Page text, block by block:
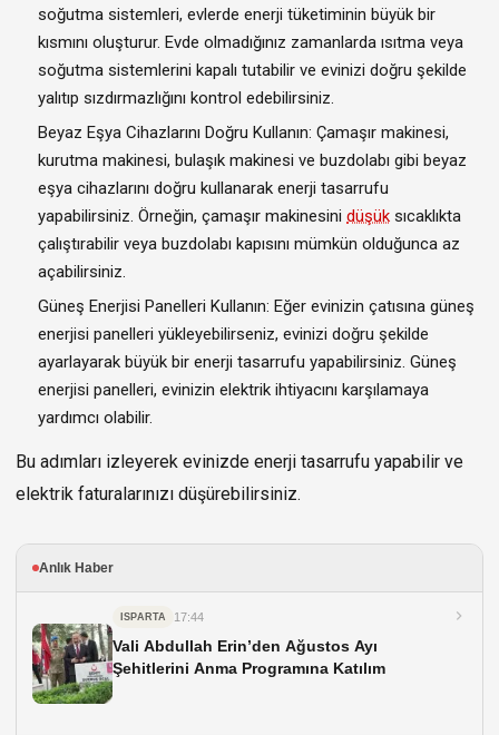
soğutma sistemleri, evlerde enerji tüketiminin büyük bir
kısmını oluşturur. Evde olmadığınız zamanlarda ısıtma veya
soğutma sistemlerini kapalı tutabilir ve evinizi doğru şekilde
yalıtıp sızdırmazlığını kontrol edebilirsiniz.
Beyaz Eşya Cihazlarını Doğru Kullanın: Çamaşır makinesi,
kurutma makinesi, bulaşık makinesi ve buzdolabı gibi beyaz
eşya cihazlarını doğru kullanarak enerji tasarrufu
yapabilirsiniz. Örneğin, çamaşır makinesini düşük sıcaklıkta
çalıştırabilir veya buzdolabı kapısını mümkün olduğunca az
açabilirsiniz.
Güneş Enerjisi Panelleri Kullanın: Eğer evinizin çatısına güneş
enerjisi panelleri yükleyebilirseniz, evinizi doğru şekilde
ayarlayarak büyük bir enerji tasarrufu yapabilirsiniz. Güneş
enerjisi panelleri, evinizin elektrik ihtiyacını karşılamaya
yardımcı olabilir.
Bu adımları izleyerek evinizde enerji tasarrufu yapabilir ve
elektrik faturalarınızı düşürebilirsiniz.
Anlık Haber
ISPARTA 17:44
Vali Abdullah Erin’den Ağustos Ayı
Şehitlerini Anma Programına Katılım